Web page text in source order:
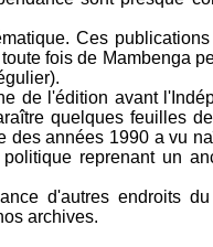
Ces
fois de Mambenga
de l'édition avant
quelques feuilles
années 1990 a vu
reprenant un
d'autres endroits
archives.